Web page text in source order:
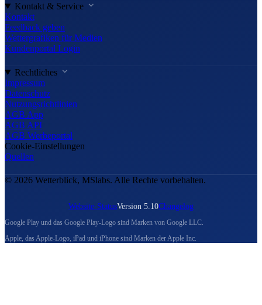
Kontakt & Service
Kontakt
Feedback geben
Wettergrafiken für Medien
Kundenportal Login
Rechtliches
Impressum
Datenschutz
Nutzungsrichtlinien
AGB App
AGB API
AGB Werbeportal
Cookie-Einstellungen
Quellen
© 2026 Wetterblick, MSlabs. Alle Rechte vorbehalten.
Website-StatusVersion 5.10Changelog
Google Play und das Google Play-Logo sind Marken von Google LLC.
Apple, das Apple-Logo, iPad und iPhone sind Marken der Apple Inc.